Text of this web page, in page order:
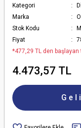
Kategori
Marka
Stok Kodu
Fiyat
*477,29 TL den başlayan
4.473,57 TL